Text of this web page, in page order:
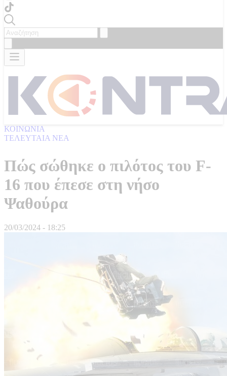
ΚΟΙΝΩΝΙΑ
ΤΕΛΕΥΤΑΙΑ ΝΕΑ
Πώς σώθηκε ο πιλότος του F-
16 που έπεσε στη νήσο
Ψαθούρα
20/03/2024 - 18:25